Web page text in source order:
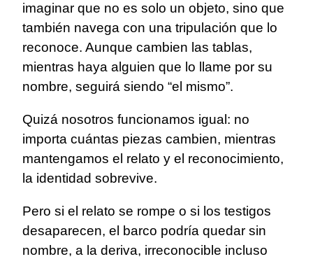
imaginar que no es solo un objeto, sino que
también navega con una tripulación que lo
reconoce. Aunque cambien las tablas,
mientras haya alguien que lo llame por su
nombre, seguirá siendo “el mismo”.
Quizá nosotros funcionamos igual: no
importa cuántas piezas cambien, mientras
mantengamos el relato y el reconocimiento,
la identidad sobrevive.
Pero si el relato se rompe o si los testigos
desaparecen, el barco podría quedar sin
nombre, a la deriva, irreconocible incluso